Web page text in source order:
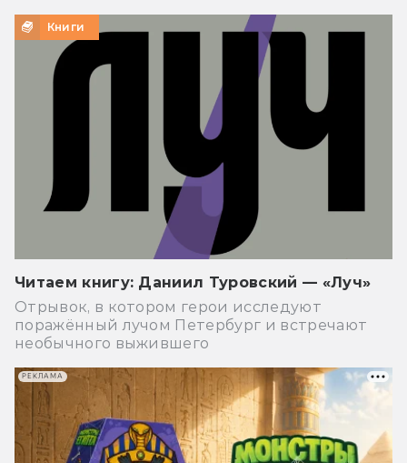
Книги
Читаем книгу: Даниил Туровский — «Луч»
Отрывок, в котором герои исследуют
поражённый лучом Петербург и встречают
необычного выжившего
РЕКЛАМА